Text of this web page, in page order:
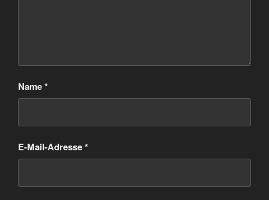
Name*
E-Mail-Adresse*